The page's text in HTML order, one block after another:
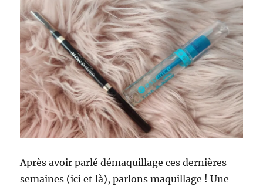
Après avoir parlé démaquillage ces dernières
semaines (ici et là), parlons maquillage ! Une